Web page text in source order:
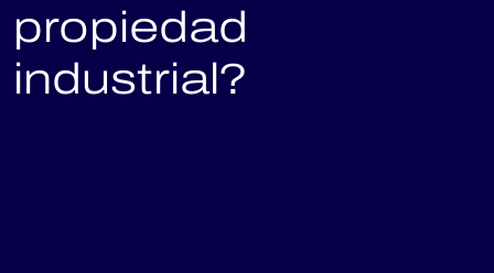
propiedad
industrial?